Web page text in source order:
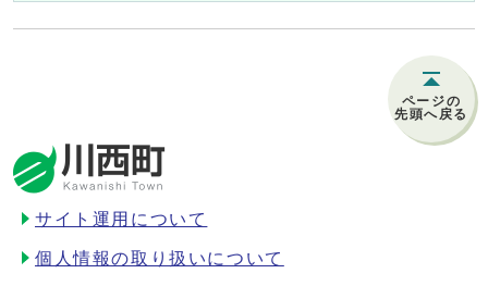
ページの
先頭へ戻る
サイト運用について
個人情報の取り扱いについて